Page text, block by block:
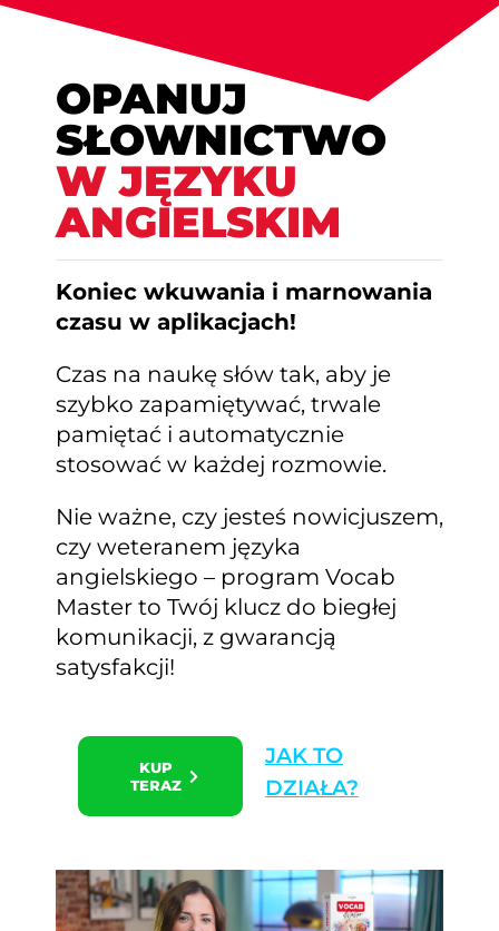
OPANUJ
SŁOWNICTWO
W JĘZYKU
ANGIELSKIM
Koniec wkuwania i marnowania
czasu w aplikacjach!
Czas na naukę słów tak, aby je
szybko zapamiętywać, trwale
pamiętać i automatycznie
stosować w każdej rozmowie.
Nie ważne, czy jesteś nowicjuszem,
czy weteranem języka
angielskiego – program Vocab
Master to Twój klucz do biegłej
komunikacji, z gwarancją
satysfakcji!
KUP
TERAZ
JAK TO
DZIAŁA?